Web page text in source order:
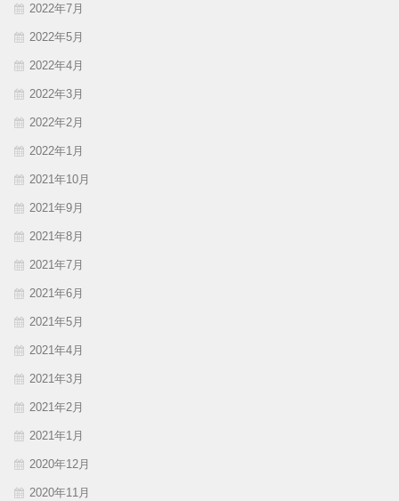
2022年7月
2022年5月
2022年4月
2022年3月
2022年2月
2022年1月
2021年10月
2021年9月
2021年8月
2021年7月
2021年6月
2021年5月
2021年4月
2021年3月
2021年2月
2021年1月
2020年12月
2020年11月